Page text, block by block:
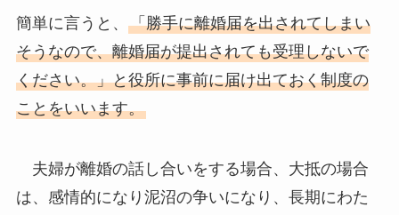
簡単に言うと、 「勝手に離婚届を出されてしまい
そうなので、離婚届が提出されても受理しないで
ください。」と役所に事前に届け出ておく制度の
ことをいいます。
夫婦が離婚の話し合いをする場合、大抵の場合
は、感情的になり泥沼の争いになり、長期にわた